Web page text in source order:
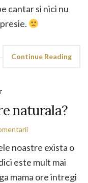
cantar si nici nu
Continue Reading
naturala?
noastre exista o
este mult mai
mama ore intregi